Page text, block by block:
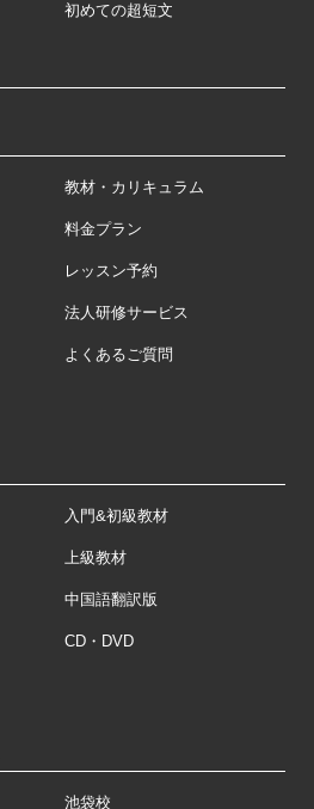
初めての超短文
教材・カリキュラム
料金プラン
レッスン予約
法人研修サービス
よくあるご質問
入門&初級教材
上級教材
中国語翻訳版
CD・DVD
池袋校